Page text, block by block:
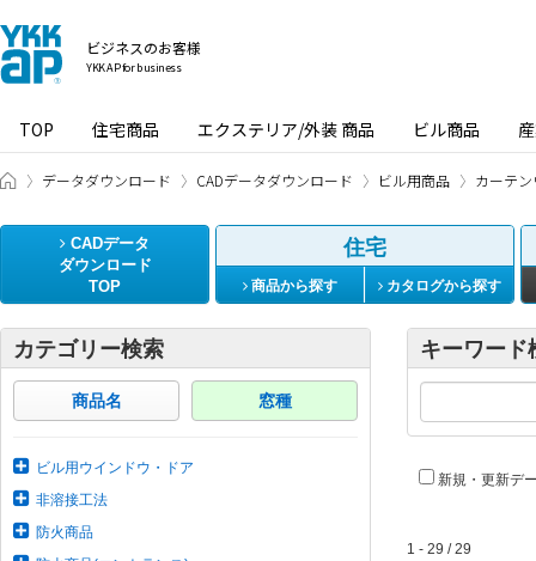
ビジネスのお客様
YKK AP for business
TOP 住宅商品 エクステリア/外装 商品 ビル商品
ビジネスのお客様 HOME
データダウンロード CADデータダウンロード ビル用商品 カーテ
CADデータ
ダウンロード
TOP
住宅
商品から探す カタログから探す
カテゴリー検索
商品名 窓種
ビル用ウインドウ・ドア
非溶接工法
防火商品
キーワード
新規・更新デ
1 - 29 / 29